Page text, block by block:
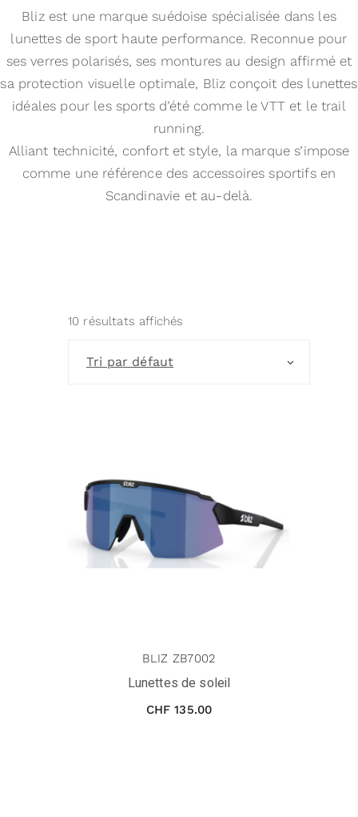
Bliz est une marque suédoise spécialisée dans les
lunettes de sport haute performance. Reconnue pour
ses verres polarisés, ses montures au design affirmé et
sa protection visuelle optimale, Bliz conçoit des lunettes
idéales pour les sports d’été comme le VTT et le trail
running.
Alliant technicité, confort et style, la marque s’impose
comme une référence des accessoires sportifs en
Scandinavie et au-delà.
10 résultats affichés
Tri par défaut
BLIZ ZB7002
Lunettes de soleil
CHF 135.00